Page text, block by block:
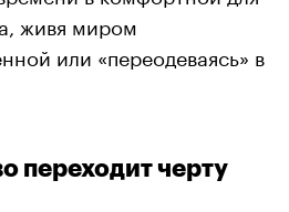
живя миром
или «переодеваясь» в
переходит черту